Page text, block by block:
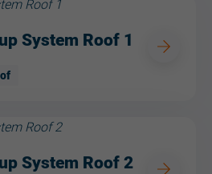
System Roof 1
System Roof 2